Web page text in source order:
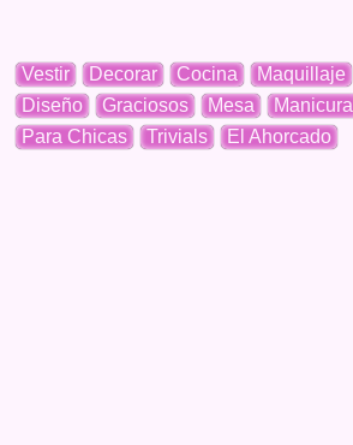
Vestir Decorar Cocina Maquillaje
Diseño
Graciosos Mesa Manicura
Para Chicas
Trivials El Ahorcado